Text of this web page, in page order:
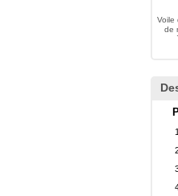
Voile
de